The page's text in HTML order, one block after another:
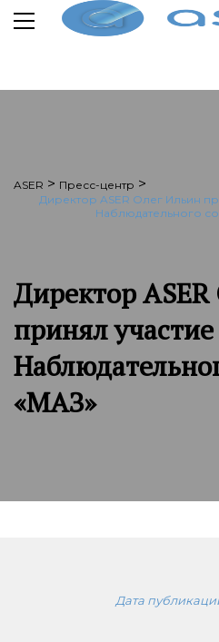
ASER > Пресс-центр >
Директор ASER Олег Ильин
Наблюдательного
Директор
принял
«МАЗ»
Дата